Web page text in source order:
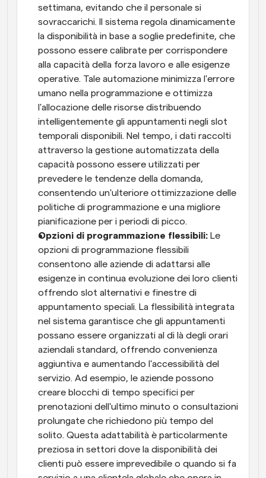
settimana, evitando che il personale si
sovraccarichi. Il sistema regola dinamicamente
la disponibilità in base a soglie predefinite, che
possono essere calibrate per corrispondere
alla capacità della forza lavoro e alle esigenze
operative. Tale automazione minimizza l'errore
umano nella programmazione e ottimizza
l'allocazione delle risorse distribuendo
intelligentemente gli appuntamenti negli slot
temporali disponibili. Nel tempo, i dati raccolti
attraverso la gestione automatizzata della
capacità possono essere utilizzati per
prevedere le tendenze della domanda,
consentendo un'ulteriore ottimizzazione delle
politiche di programmazione e una migliore
pianificazione per i periodi di picco.
Opzioni di programmazione flessibili: Le
opzioni di programmazione flessibili
consentono alle aziende di adattarsi alle
esigenze in continua evoluzione dei loro clienti
offrendo slot alternativi e finestre di
appuntamento speciali. La flessibilità integrata
nel sistema garantisce che gli appuntamenti
possano essere organizzati al di là degli orari
aziendali standard, offrendo convenienza
aggiuntiva e aumentando l'accessibilità del
servizio. Ad esempio, le aziende possono
creare blocchi di tempo specifici per
prenotazioni dell'ultimo minuto o consultazioni
prolungate che richiedono più tempo del
solito. Questa adattabilità è particolarmente
preziosa in settori dove la disponibilità dei
clienti può essere imprevedibile o quando si fa